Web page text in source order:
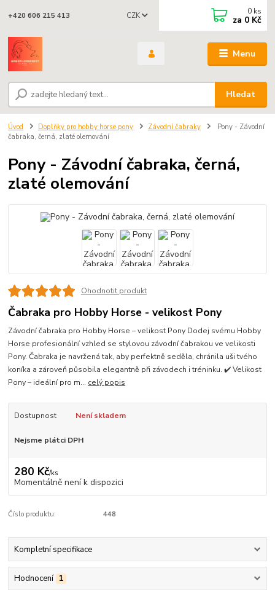
Menu
CZK
Hledat
+420 606 215 413 0 ks
za 0 Kč
Úvod Doplňky pro hobby horse pony Závodní čabraky
Pony - Závodní
čabraka, černá, zlaté olemování
Pony - Závodní čabraka, černá,
zlaté olemování
Ohodnotit produkt
Čabraka pro Hobby Horse - velikost Pony
Závodní čabraka pro Hobby Horse – velikost Pony Dodej svému Hobby
Horse profesionální vzhled se stylovou závodní čabrakou ve velikosti
Pony. Čabraka je navržená tak, aby perfektně seděla, chránila uši tvého
koníka a zároveň působila elegantně při závodech i tréninku. ✔️ Velikost
Pony – ideální pro m... celý popis
Dostupnost Není skladem
Nejsme plátci DPH
280 Kč/ks
Momentálně není k dispozici
Číslo produktu: 448
Kompletní specifikace
Hodnocení 1